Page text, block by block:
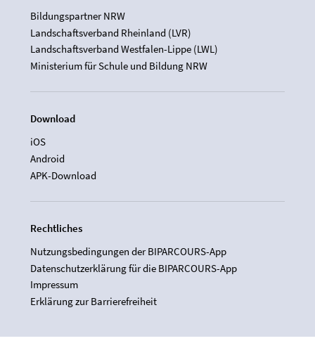
Bildungspartner NRW
Landschaftsverband Rheinland (LVR)
Landschaftsverband Westfalen-Lippe (LWL)
Ministerium für Schule und Bildung NRW
Download
iOS
Android
APK-Download
Rechtliches
Nutzungsbedingungen der BIPARCOURS-App
Datenschutzerklärung für die BIPARCOURS-App
Impressum
Erklärung zur Barrierefreiheit